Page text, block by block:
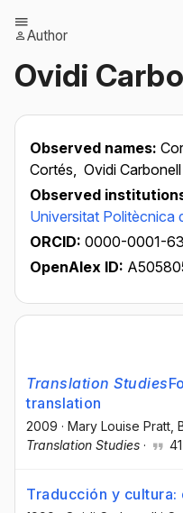
Author
Ovidi
Observed names:
Cortés, Ovidi
Observed
Universitat Politècnica
ORCID: 0000-0001-
OpenAlex ID:
Translation Studies
translation
2009 · Mary Louise Pratt
Translation Studies · 41
Traducción y